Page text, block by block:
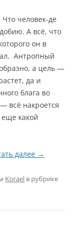
человек-де
А всё, что
он в
Антропный
а цель —
да и
блага во
всё накроется
какой
далее →
Korael в рубрике